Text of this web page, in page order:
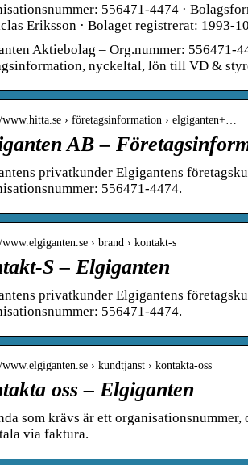
556471-4474 ·
Eriksson · Bolaget registrerat: 1993-
Aktiebolag – Org.nummer: 556471-
nyckeltal, lön till VD &
› företagsinformation › elgiganten+…
AB –
privatkunder Elgigantens
556471-4474.
› brand › kontakt-s
S – Elgiganten
privatkunder Elgigantens
556471-4474.
› kundtjanst › kontakta-oss
oss – Elgiganten
som krävs är ett
via faktura.